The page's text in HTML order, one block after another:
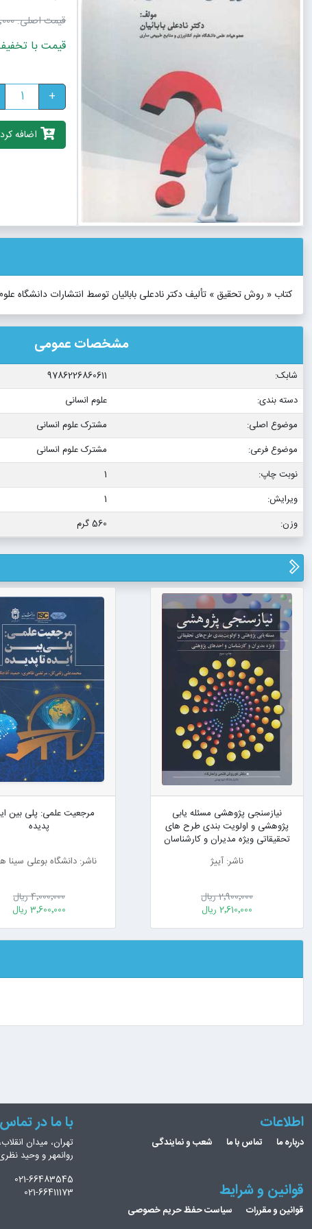
قیمت اصلی:
قیمت با تخفیف: 1٬980٬000
+
اضافه
کتاب « روش تحقیق » تألیف دکتر نادعلی بابائیان توسط انتشارات دانشگاه
مشخصات عمومی
شابک:
9786226860611
دسته بندی:
علوم انسانی
موضوع اصلی:
مشترک علوم انسانی
موضوع فرعی:
مشترک علوم انسانی
نوبت چاپ:
1
ویرایش:
1
وزن:
560 گرم
نیازسنجی پژوهشی مسئله یابی
پژوهشی و اولویت بندی طرح های
تحقیقاتی ویژه مدیران و کارشناسان
واحدهای پژوهشی
ناشر: آییژ
2٬900٬000 ریال
2٬610٬000 ریال
مرجعیت علمی: پلی بین
پدیده
ناشر: دانشگاه بوعلی سینا
4٬000٬000 ریال
3٬600٬000 ریال
اطلاعات
درباره ما تماس با ما شعب و نمایندگی
قوانین و شرایط
قوانین و مقررات سیاست حفظ حریم خصوصی
با ما در
تهران، میدان
روانمهر و وحید
021-66483545
021-66411173